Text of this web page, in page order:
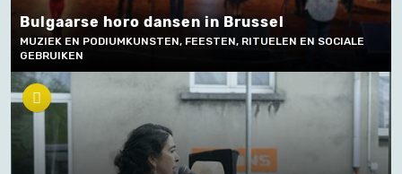
Bulgaarse horo dansen in Brussel
MUZIEK EN PODIUMKUNSTEN, FEESTEN, RITUELEN EN SOCIALE
GEBRUIKEN